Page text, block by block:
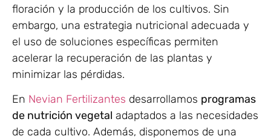
floración y la producción de los cultivos. Sin
embargo, una estrategia nutricional adecuada y
el uso de soluciones específicas permiten
acelerar la recuperación de las plantas y
minimizar las pérdidas.
En Nevian Fertilizantes desarrollamos programas
de nutrición vegetal adaptados a las necesidades
de cada cultivo. Además, disponemos de una